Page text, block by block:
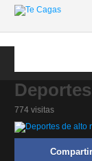
774 visitas